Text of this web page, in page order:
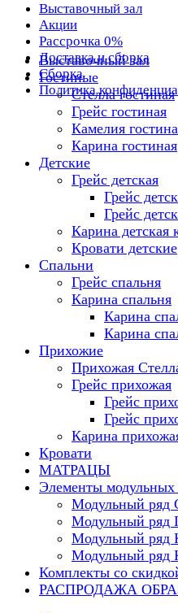
Выставочный зал
Акции
Рассрочка 0%
Доставка и сборка
Сборка
Политика
Выставочный зал
Гостиные
Стелла гостиная
Грейс гостиная
Камелия
Карина гостиная
Детские
Грейс детская
Грейс
Грейс
Карина детская
Кровати детские
Спальни
Грейс спальня
Карина спальня
Карина
Карина
Прихожие
Прихожая
Грейс прихожая
Грейс
Грейс
Карина
Кровати
МАТРАЦЫ
Элементы модульных
Модульный ряд
Модульный ряд
Модульный ряд
Модульный ряд
Комплекты со
РАСПРОДАЖА